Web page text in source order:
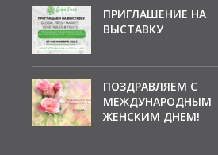
ПРИГЛАШЕНИЕ НА
ВЫСТАВКУ
ПОЗДРАВЛЯЕМ С
МЕЖДУНАРОДНЫМ
ЖЕНСКИМ ДНЕМ!